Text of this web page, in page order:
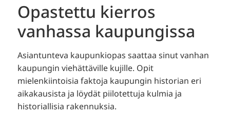
Opastettu kierros
vanhassa kaupungissa
Asiantunteva kaupunkiopas saattaa sinut vanhan
kaupungin viehättäville kujille. Opit
mielenkiintoisia faktoja kaupungin historian eri
aikakausista ja löydät piilotettuja kulmia ja
historiallisia rakennuksia.